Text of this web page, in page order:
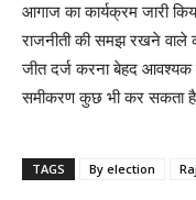
आगाज का कार्यक्रम जारी
राजनीती की समझ रखने वाले
जीत दर्ज करना बेहद आवश्यक
समीकरण कुछ भी कर सकता है
TAGS By election